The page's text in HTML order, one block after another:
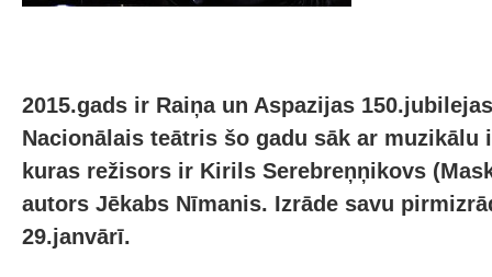
2015.gads ir Raiņa un Aspazijas
Nacionālais teātris šo gadu sāk ar muzikālu
kuras režisors ir Kirils Serebreņņikovs
autors Jēkabs Nīmanis. Izrāde savu
29.janvārī.